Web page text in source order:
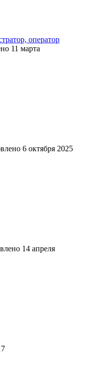
оператор
11 марта
6 октября 2025
14 апреля